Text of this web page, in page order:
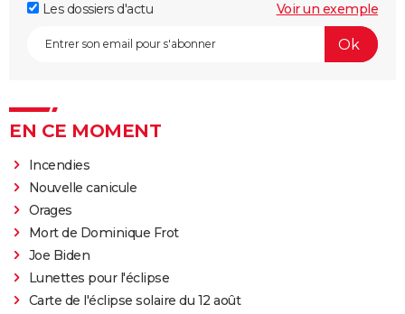
Les dossiers d'actu
Voir un exemple
EN CE MOMENT
Incendies
Nouvelle canicule
Orages
Mort de Dominique Frot
Joe Biden
Lunettes pour l'éclipse
Carte de l'éclipse solaire du 12 août